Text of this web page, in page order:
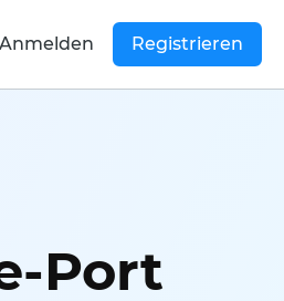
Registrieren
Anmelden
Port